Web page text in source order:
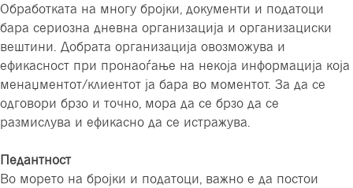
Обработката на многу бројки, документи и податоци
бара сериозна дневна организација и организациски
вештини. Добрата организација овозможува и
ефикасност при пронаоѓање на некоја информација која
менаџментот/клиентот ја бара во моментот. За да се
одговори брзо и точно, мора да се брзо да се
размислува и ефикасно да се истражува.
Педантност
Во морето на бројки и податоци, важно е да постои